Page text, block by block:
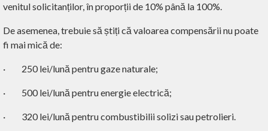
venitul solicitanților, în proporții de 10% până la 100%.
De asemenea, trebuie să știți că valoarea compensării nu poate
fi mai mică de:
· 250 lei/lună pentru gaze naturale;
· 500 lei/lună pentru energie electrică;
· 320 lei/lună pentru combustibilii solizi sau petrolieri.